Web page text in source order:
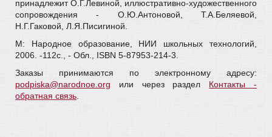
принадлежит О.Г.Левиной, иллюстративно-художественного
сопровождения - О.Ю.Антоновой, Т.А.Беляевой,
Н.Г.Гаковой, Л.Я.Писигиной.
М: Народное образование, НИИ школьных технологий,
2006. -112с., - Обл., ISBN 5-87953-214-3.
Заказы принимаются по электронному адресу:
podpiska@narodnoe.org или через раздел Контакты -
обратная связь